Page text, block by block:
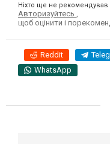
Ніхто ще не рекомендував
Авторизуйтесь
щоб оцінити і
Reddit
WhatsApp